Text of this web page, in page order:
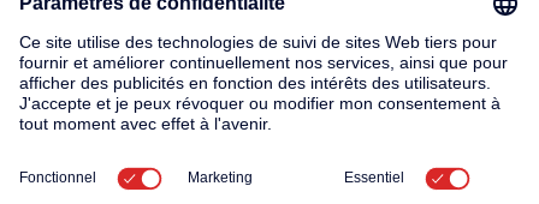
Service
Contact
À propos de nous